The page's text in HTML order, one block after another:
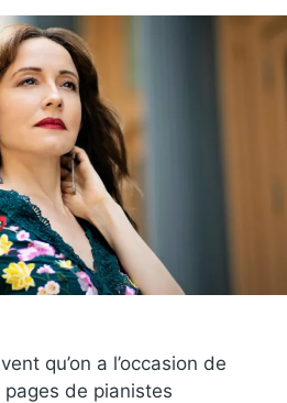
qu’on a l’occasion de
de pianistes